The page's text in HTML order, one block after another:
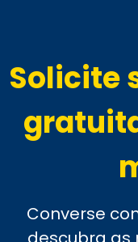
Solicite
Converse